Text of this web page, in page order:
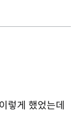
게 했었는데